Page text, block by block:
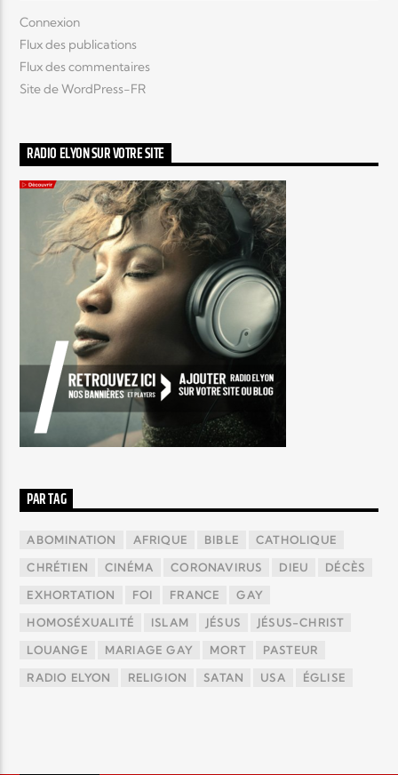
Connexion
Flux des publications
Flux des commentaires
Site de WordPress-FR
RADIO ELYON SUR VOTRE SITE
PAR TAG
ABOMINATION AFRIQUE BIBLE CATHOLIQUE
CHRÉTIEN CINÉMA CORONAVIRUS DIEU DÉCÈS
EXHORTATION FOI FRANCE GAY
HOMOSÉXUALITÉ ISLAM JÉSUS JÉSUS-CHRIST
LOUANGE MARIAGE GAY MORT PASTEUR
RADIO ELYON RELIGION SATAN USA ÉGLISE